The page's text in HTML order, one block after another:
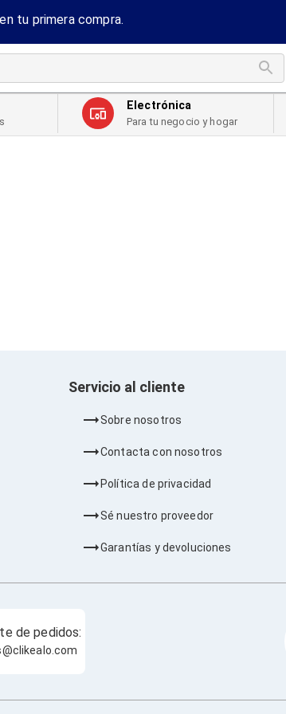
en tu primera compra.
Electrónica
Para tu negocio y hogar
Servicio al cliente
Sobre nosotros
Contacta con nosotros
Política de privacidad
Sé nuestro proveedor
Garantías y devoluciones
de pedidos: